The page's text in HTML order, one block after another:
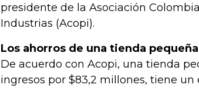
presidente de la Asociación
Industrias (Acopi).
Los ahorros de una tienda pequeña
De acuerdo con Acopi, una tienda
ingresos por $83,2 millones, tiene